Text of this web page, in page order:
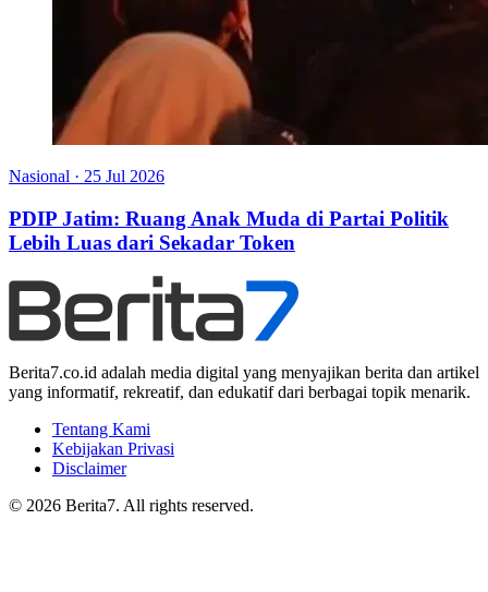
Nasional · 25 Jul 2026
PDIP Jatim: Ruang Anak Muda di Partai Politik
Lebih Luas dari Sekadar Token
Berita7.co.id adalah media digital yang menyajikan berita dan artikel
yang informatif, rekreatif, dan edukatif dari berbagai topik menarik.
Tentang Kami
Kebijakan Privasi
Disclaimer
© 2026 Berita7. All rights reserved.